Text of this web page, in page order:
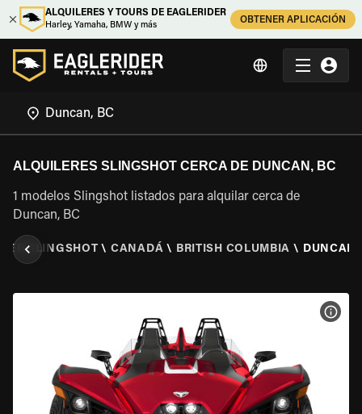
ALQUILERES Y TOURS DE EAGLERIDER
Harley, Yamaha, BMW y más
OBTENER APLICACIÓN
ALQUILERES SLINGSHOT CERCA DE DUNCAN, BC
1 modelos Slingshot listados para alquilar cerca de
Duncan, BC
SLINGSHOT \ CANADÁ \ BRITISH COLUMBIA \ DUNCAN,
VER